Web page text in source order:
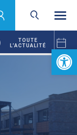
Ouvrir
TOUTE
L’ACTUALITÉ